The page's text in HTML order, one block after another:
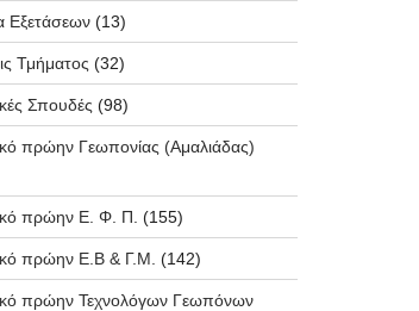
Εξετάσεων(13)
Τμήματος (32)
Σπουδές (98)
πρώην Γεωπονίας (Αμαλιάδας)
πρώην Ε. Φ. Π. (155)
πρώην Ε.Β & Γ.Μ. (142)
πρώην Τεχνολόγων Γεωπόνων